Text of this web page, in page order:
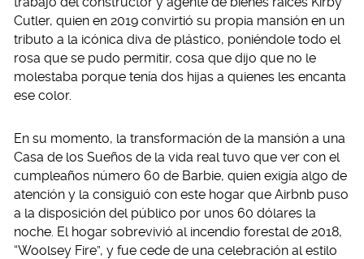
Cutler, quien en 2019 convirtió su propia mansión en un
tributo a la icónica diva de plástico, poniéndole todo el
rosa que se pudo permitir, cosa que dijo que no le
molestaba porque tenía dos hijas a quienes les encanta
ese color.
En su momento, la transformación de la mansión a una
Casa de los Sueños de la vida real tuvo que ver con el
cumpleaños número 60 de Barbie, quien exigía algo de
atención y la consiguió con este hogar que Airbnb puso
a la disposición del público por unos 60 dólares la
noche. El hogar sobrevivió al incendio forestal de 2018,
“Woolsey Fire”, y fue cede de una celebración al estilo